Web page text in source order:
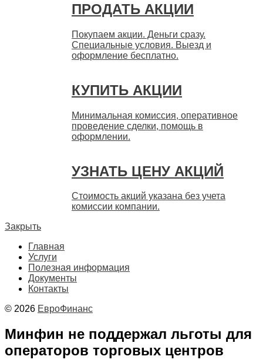
ПРОДАТЬ АКЦИИ
Покупаем акции. Деньги сразу.
Специальные условия. Выезд и
оформление бесплатно.
КУПИТЬ АКЦИИ
Минимальная комиссия, оперативное
проведение сделки, помощь в
оформлении.
УЗНАТЬ ЦЕНУ АКЦИЙ
Стоимость акций указана без учета
комиссии компании.
Закрыть
Главная
Услуги
Полезная информация
Документы
Контакты
© 2026 ЕвроФинанс
Минфин не поддержал льготы для
операторов торговых центров